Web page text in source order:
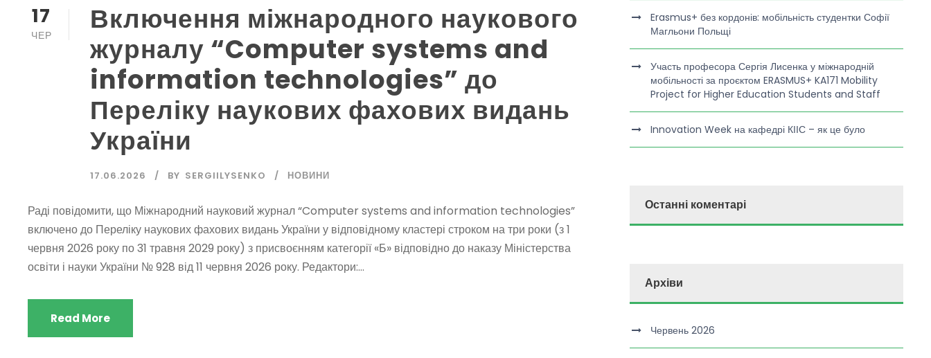
17
ЧЕР
Включення міжнародного наукового
журналу “Computer systems and
information technologies” до
Переліку наукових фахових видань
України
17.06.2026 BY SERGIILYSENKO НОВИНИ
Раді повідомити, що Міжнародний науковий журнал “Computer systems and information technologies”
включено до Переліку наукових фахових видань України у відповідному кластері строком на три роки (з 1
червня 2026 року по 31 травня 2029 року) з присвоєнням категорії «Б» відповідно до наказу Міністерства
освіти і науки України № 928 від 11 червня 2026 року. Редактори:...
Read More
Erasmus+ без кордонів: мобільність студентки Софії
Магльони Польщі
Участь професора Сергія Лисенка у міжнародній
мобільності за проєктом ERASMUS+ KA171 Mobility
Project for Higher Education Students and Staff
Innovation Week на кафедрі КІІС – як це було
Останні коментарі
Архіви
Червень 2026